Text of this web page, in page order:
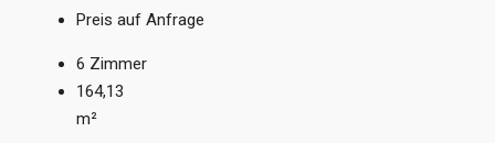
Preis auf Anfrage
6 Zimmer
164,13
m²